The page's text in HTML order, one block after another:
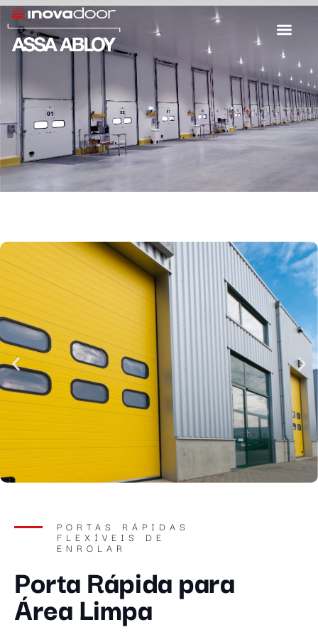
PORTAS RÁPIDAS
FLEXÍVEIS DE
ENROLAR
Porta Rápida para
Área Limpa